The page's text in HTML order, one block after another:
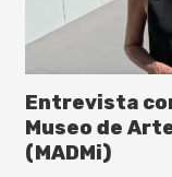
Entrevista
Museo de
(MADMi)